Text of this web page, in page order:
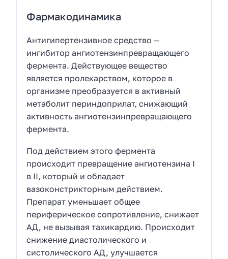
Фармакодинамика
Антигипертензивное средство —
ингибитор ангиотензинпревращающего
фермента. Действующее вещество
является пролекарством, которое в
организме преобразуется в активный
метаболит периндоприлат, снижающий
активность ангиотензинпревращающего
фермента.
Под действием этого фермента
происходит превращение ангиотензина I
в II, который и обладает
вазоконстрикторным действием.
Препарат уменьшает общее
периферическое сопротивление, снижает
АД, не вызывая тахикардию. Происходит
снижение диастолического и
систолического АД, улучшается